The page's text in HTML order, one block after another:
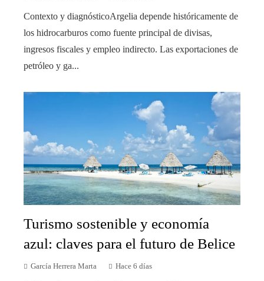
Contexto y diagnósticoArgelia depende históricamente de
los hidrocarburos como fuente principal de divisas,
ingresos fiscales y empleo indirecto. Las exportaciones de
petróleo y ga...
Turismo sostenible y economía
azul: claves para el futuro de Belice
García Herrera Marta Hace 6 días